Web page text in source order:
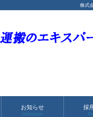
株式
お知らせ
Infomation
採